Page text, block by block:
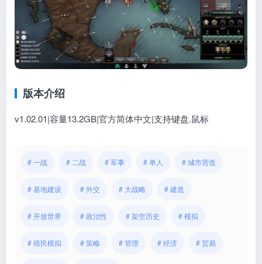
版本介绍
v1.02.01|容量13.2GB|官方简体中文|支持键盘.鼠标
# 一战 # 二战 # 军事 # 单人 # 城市营造
# 基地建设 # 外交 # 大战略 # 建造
# 开放世界 # 政治性 # 架空历史 # 模拟
# 殖民模拟 # 策略 # 管理 # 经济 # 贸易